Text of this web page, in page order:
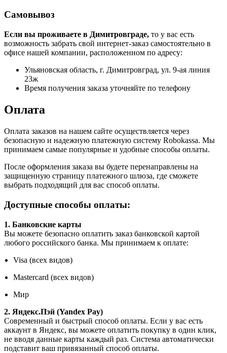
Самовывоз
Если вы проживаете в Димитровграде, то у вас есть
возможность забрать свой интернет-заказ самостоятельно в
офисе нашей компании, расположенном по адресу:
Ульяновская область, г. Димитровград, ул. 9-ая линия
23ж
Время получения заказа уточняйте по телефону
Оплата
Оплата заказов на нашем сайте осуществляется через
безопасную и надежную платежную систему Robokassa. Мы
принимаем самые популярные и удобные способы оплаты.
После оформления заказа вы будете перенаправлены на
защищенную страницу платежного шлюза, где сможете
выбрать подходящий для вас способ оплаты.
Доступные способы оплаты:
1. Банковские карты
Вы можете безопасно оплатить заказ банковской картой
любого российского банка. Мы принимаем к оплате:
Visa (всех видов)
Mastercard (всех видов)
Мир
2. Яндекс.Пэй (Yandex Pay)
Современный и быстрый способ оплаты. Если у вас есть
аккаунт в Яндекс, вы можете оплатить покупку в один клик,
не вводя данные карты каждый раз. Система автоматически
подставит ваш привязанный способ оплаты.